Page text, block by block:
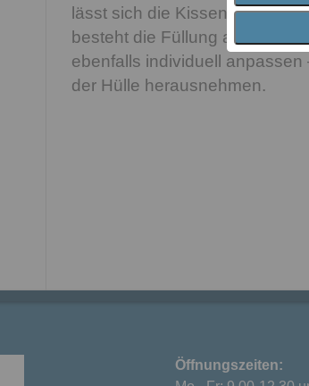
lässt sich die Kissenhöhe
besteht die Füllung aus
ebenfalls individuell
der Hülle herausnehmen.
Öffnungszeiten: